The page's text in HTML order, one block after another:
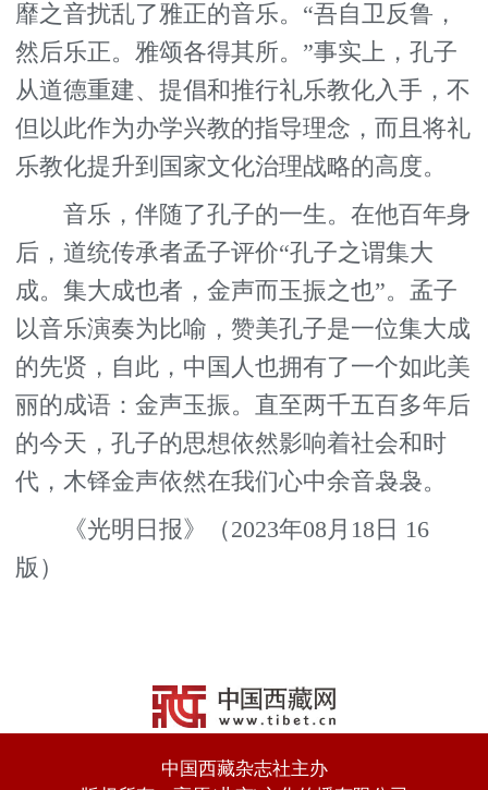
靡之音扰乱了雅正的音乐。“吾自卫反鲁，
然后乐正。雅颂各得其所。”事实上，孔子
从道德重建、提倡和推行礼乐教化入手，不
但以此作为办学兴教的指导理念，而且将礼
乐教化提升到国家文化治理战略的高度。
音乐，伴随了孔子的一生。在他百年身
后，道统传承者孟子评价“孔子之谓集大
成。集大成也者，金声而玉振之也”。孟子
以音乐演奏为比喻，赞美孔子是一位集大成
的先贤，自此，中国人也拥有了一个如此美
丽的成语：金声玉振。直至两千五百多年后
的今天，孔子的思想依然影响着社会和时
代，木铎金声依然在我们心中余音袅袅。
《光明日报》（2023年08月18日 16
版）
中国西藏杂志社主办